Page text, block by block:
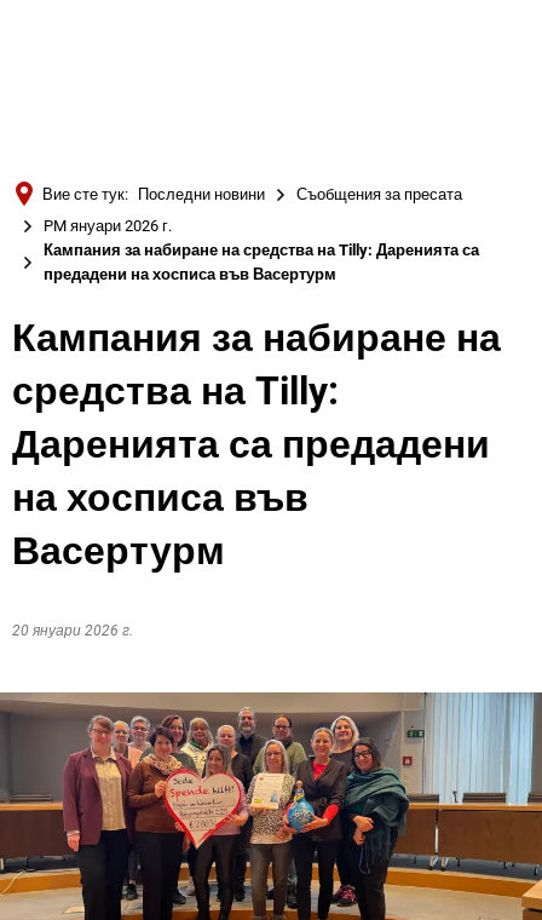
Български
Deutsch MENÜ
Вие сте тук: Последни новини
Съобщения за пресата
PM януари 2026 г.
Кампания за набиране на средства на Tilly: Даренията са
предадени на хосписа във Васертурм
Кампания за набиране на
средства на Tilly:
Даренията са предадени
на хосписа във
Васертурм
20 януари 2026 г.